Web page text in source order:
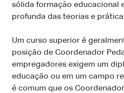
sólida formação educacional
profunda das teorias e
Um curso superior é
posição de Coordenador
empregadores exigem um
educação ou em um campo
é comum que os